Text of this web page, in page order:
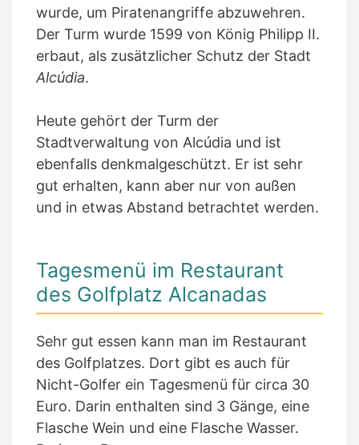
wurde, um Piratenangriffe abzuwehren.
Der Turm wurde 1599 von König Philipp II.
erbaut, als zusätzlicher Schutz der Stadt
Alcúdia.
Heute gehört der Turm der
Stadtverwaltung von Alcúdia und ist
ebenfalls denkmalgeschützt. Er ist sehr
gut erhalten, kann aber nur von außen
und in etwas Abstand betrachtet werden.
Tagesmenü im Restaurant
des Golfplatz Alcanadas
Sehr gut essen kann man im Restaurant
des Golfplatzes. Dort gibt es auch für
Nicht-Golfer ein Tagesmenü für circa 30
Euro. Darin enthalten sind 3 Gänge, eine
Flasche Wein und eine Flasche Wasser.